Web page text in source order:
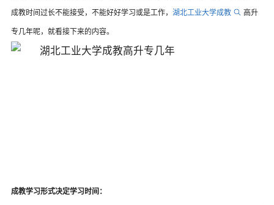
成教时间过长不能接受，不能好好学习或是工作， 湖北工业大学成教 高升
专几年呢，就看接下来的内容。
成教学习形式决定学习时间：